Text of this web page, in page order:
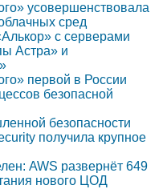
усовершенствовала
сред
с серверами
Астра» и
первой в России
безопасной
безопасности
получила крупное
AWS развернёт 649
нового ЦОД